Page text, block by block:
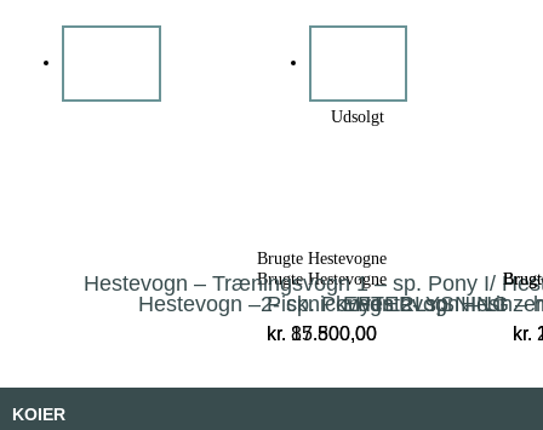
Brugte Hestevogne
Hestevogn – Picknickvogn 2- sp. Hest
kr. 87.500,00
Hestevogn –
kr.
Brugte Hestevogne
Hestevogn – Træningsvogn 1 – sp. Pony I/
2- sp. Pony I
kr. 15.800,00
Udsolgt
EFTERLYSNING –
kr.
KOIER